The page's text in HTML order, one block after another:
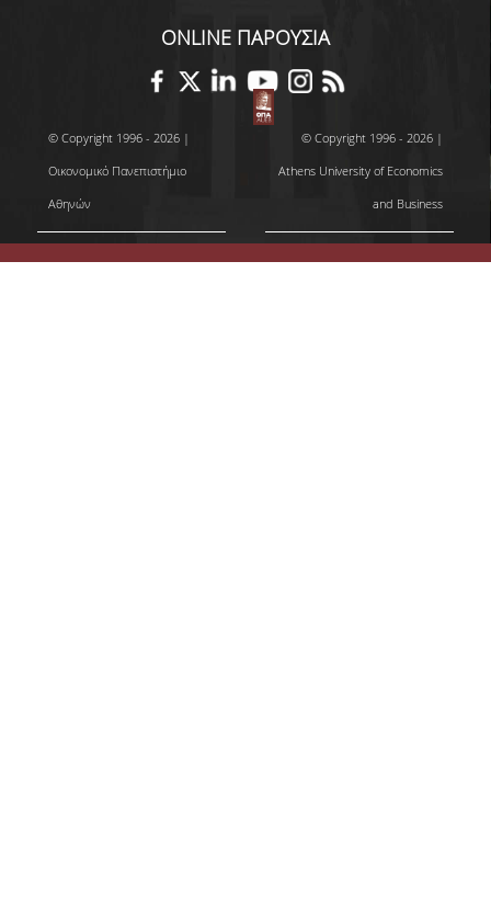
ΑΠΟ ΠΡΟΠΤΥΧΙΑΚΟΥΣ ΦΟΙΤΗΤΕΣ
ΑΠΟ ΤΕΛΕΙΟΦΟΙΤΟΥΣ
ΑΠΟ ΜΕΤΑΠΤΥΧΙΑΚΟΥΣ
ΦΟΙΤΗΤΕΣ
ΕΚΘΕΣΕΙΣ ΕΞΩΤΕΡΙΚΗΣ
ΜΟ.ΔΙ.Π.
ONLINE ΠΑΡΟΥΣΙΑ
© Copyright 1996 - 2026 |
Οικονομικό Πανεπιστήμιο
Αθηνών
© Copyright 1996 - 2026 |
Athens University of Economics
and Business